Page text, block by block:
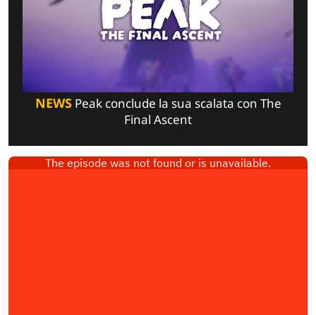
NEWSPeak conclude la sua scalata con The
Final Ascent